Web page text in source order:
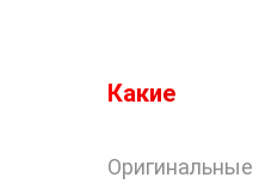
Какие
Оригинальные